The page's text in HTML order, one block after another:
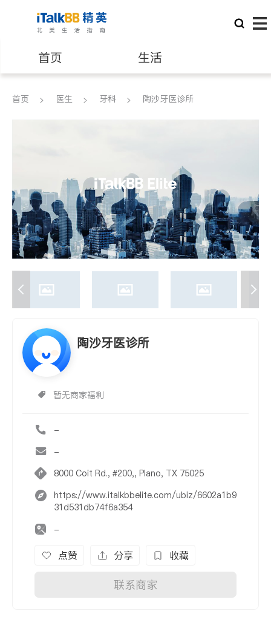
首页 生活
医生 律师
养老 非盈利组织
首页 医生 牙科 陶沙牙医诊所
陶沙牙医诊所
暂无商家福利
-
-
8000 Coit Rd., #200,, Plano, TX 75025
https://www.italkbbelite.com/ubiz/6602a1b9
31d531db74f6a354
-
点赞 分享 收藏
联系商家